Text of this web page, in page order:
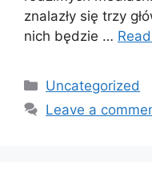
znalazły się trzy
nich będzie …
Categories
Uncategorized
Leave a